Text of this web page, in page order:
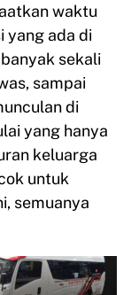
waktu
yang ada di
sekali
sampai
di
yang hanya
keluarga
untuk
semuanya